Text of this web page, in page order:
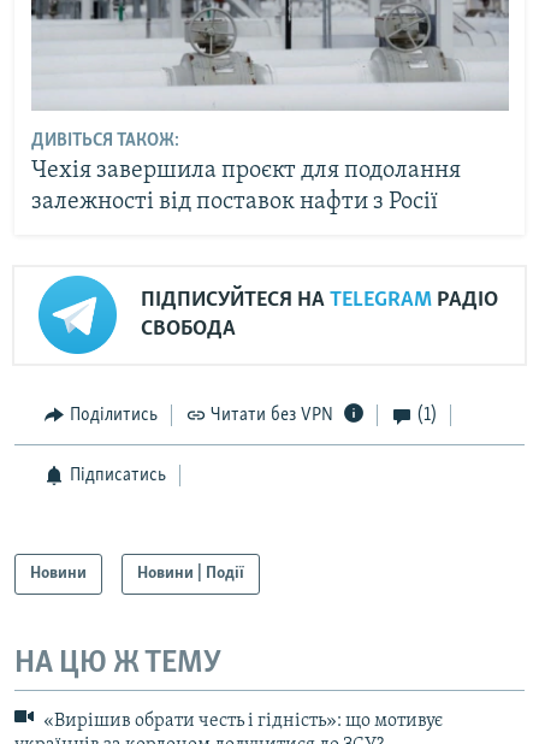
ДИВІТЬСЯ ТАКОЖ:
Чехія завершила проєкт для подолання
залежності від поставок нафти з Росії
ПІДПИСУЙТЕСЯ НА TELEGRAM РАДІО
СВОБОДА
Поділитись Читати без VPN (1)
Підписатись
Новини Новини | Події
НА ЦЮ Ж ТЕМУ
«Вирішив обрати честь і гідність»: що мотивує